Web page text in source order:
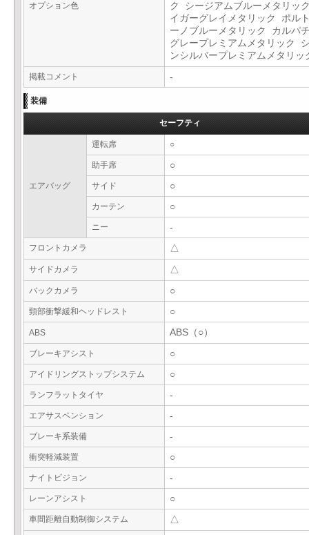
オプション色
ク シージアムブルーメタリッ
イガーグレイメタリック ポル
ーノブルーメタリック カルパ
グレープレミアムメタリック
ンシルバープレミアムメタリ
掲載コメント -
装備
セーフティ
エアバッグ
運転席 ○
助手席 ○
サイド ○
カーテン ○
ニー -
フロントカメラ △
サイドカメラ △
バックカメラ ○
頸部衝撃緩和ヘッドレスト ○
ABS ABS（○）
ブレーキアシスト ○
アイドリングストップシステム ○
ランフラットタイヤ -
エアサスペンション -
ブレーキ系装備 -
衝突軽減装置 ○
ナイトビジョン -
レーンアシスト ○
車間距離自動制御システム △